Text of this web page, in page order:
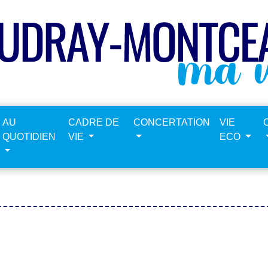
AU
QUOTIDIEN
CADRE DE
VIE
CONCERTATION
VIE
ECO